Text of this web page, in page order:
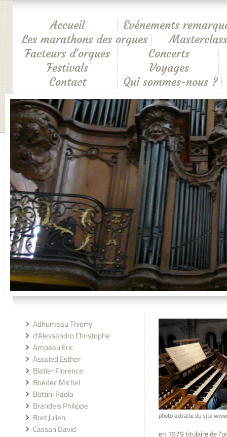
Accueil
Evénements
Les marathons des orgues
Facteurs d'orgues
Concerts
Festivals
Voyages
Contact
Qui sommes-nous ?
Adhumeau Thierry
d'Alessandro Christophe
Ampeau Eric
Assuied Esther
Blatier Florence
Boédec Michel
Bottini Paolo
Brandeis Philippe
Bret Julien
Cassan David
photo extraite du site
en 1979 titulaire de